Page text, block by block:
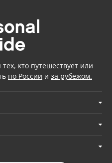
кто путешествует или
по России и за рубежом.